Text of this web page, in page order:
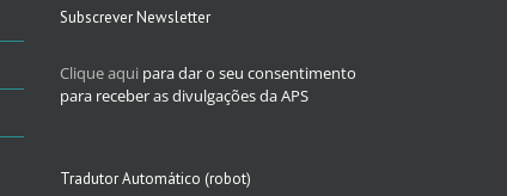
Subscrever Newsletter
Clique aqui para dar o seu consentimento
para receber as divulgações da APS
Tradutor Automático (robot)